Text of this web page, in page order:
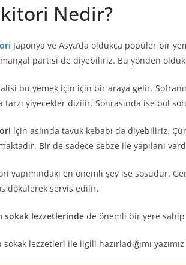
Nedir?
Japonya ve Asya’da oldukça popüler bir
partisi de diyebiliriz. Bu yönden
bu yemek için için bir araya gelir.
tarzı yiyecekler dizilir. Sonrasında ise bol
için aslında tavuk kebabı da diyebiliriz.
Bir de sadece sebze ile yapılanı
yapımındaki en önemli şey ise sosudur.
dökülerek servis edilir.
sokak lezzetlerinde de önemli bir yere
sokak lezzetleri ile ilgili hazırladığımı